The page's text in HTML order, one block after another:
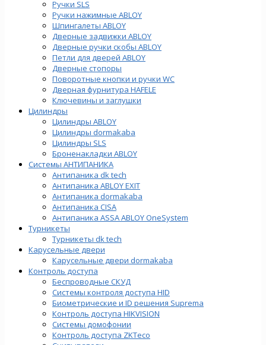
Ручки SLS
Ручки нажимные ABLOY
Шпингалеты ABLOY
Дверные задвижки ABLOY
Дверные ручки скобы ABLOY
Петли для дверей ABLOY
Дверные стопоры
Поворотные кнопки и ручки WC
Дверная фурнитура HAFELE
Ключевины и заглушки
Цилиндры
Цилиндры ABLOY
Цилиндры dormakaba
Цилиндры SLS
Броненакладки ABLOY
Системы АНТИПАНИКА
Антипаника dk tech
Антипаника ABLOY EXIT
Антипаника dormakaba
Антипаника СISA
Антипаника ASSA ABLOY OneSystem
Турникеты
Турникеты dk tech
Карусельные двери
Карусельные двери dormakaba
Контроль доступа
Беспроводные СКУД
Системы контроля доступа HID
Биометрические и ID решения Suprema
Контроль доступа HIKVISION
Системы домофонии
Контроль доступа ZKTeco